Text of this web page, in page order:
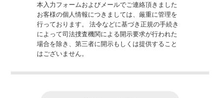
本入力フォームおよびメールでご連絡頂きました
お客様の個人情報につきましては、厳重に管理を
行っております。 法令などに基づき正規の手続き
によって司法捜査機関による開示要求が行われた
場合を除き、第三者に開示もしくは提供すること
はございません。